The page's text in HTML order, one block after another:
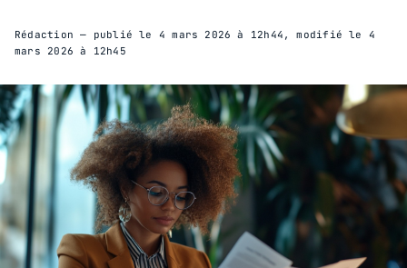
Rédaction — publié le 4 mars 2026 à 12h44 , modifié le 4
mars 2026 à 12h45